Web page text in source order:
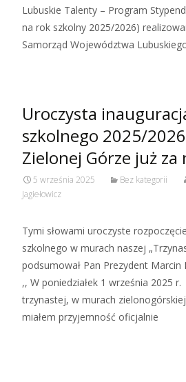
Lubuskie Talenty – Program
na rok szkolny 2025/2026)
Samorząd Województwa
Uroczysta
szkolnego 2025/
Zielonej Górze już za
5 września 2025 Bez kategorii
Jagiełowicz
Tymi słowami uroczyste
szkolnego w murach naszej
podsumował Pan Prezydent Marcin
,, W poniedziałek 1 września 2025
trzynastej, w murach
miałem przyjemność oficjalnie